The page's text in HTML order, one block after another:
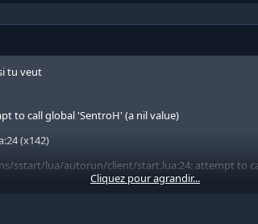
tu veut
to call global 'SentroH' (a nil value)
(x142)
sstart/lua/autorun/client/start.lua:24: attempt to
addons/sstart/lua/autorun/client/start.lua:24:
Cliquez pour agrandir...